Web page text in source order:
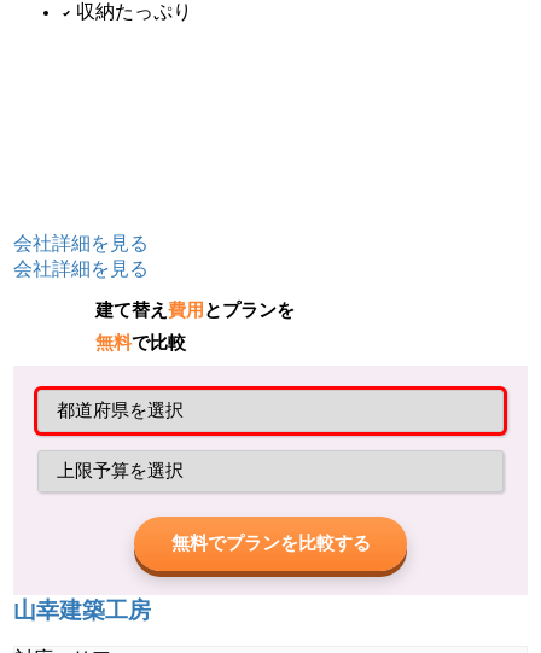
収納たっぷり
会社詳細を見る
会社詳細を見る
建て替え 費用 とプランを
無料で比較
無料でプランを比較する
山幸建築工房